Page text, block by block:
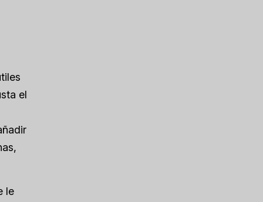
el
le